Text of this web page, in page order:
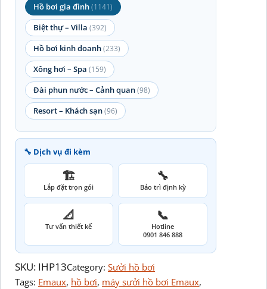
Hồ bơi gia đình(1141)
Biệt thự – Villa (392)
Hồ bơi kinh doanh(233)
Xông hơi – Spa (159)
Đài phun nước – Cảnh quan(98)
Resort – Khách sạn(96)
🔧 Dịch vụ đi kèm
🏗️
Lắp đặt trọn gói
🔧
Bảo trì định kỳ
📐
Tư vấn thiết kế
📞
Hotline
0901 846 888
SKU: IHP13Category: Sưởi hồ bơi
Tags: Emaux, hồ bơi, máy sưởi hồ bơi Emaux